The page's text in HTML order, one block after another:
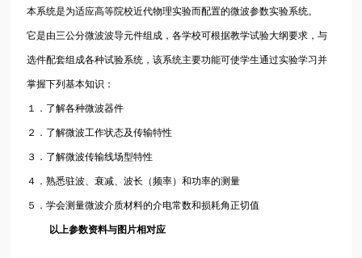
本系统是为适应高等院校近代物理实验而配置的微波参数实验系统。
它是由三公分微波波导元件组成，各学校可根据教学试验大纲要求，与
选件配套组成各种试验系统，该系统主要功能可使学生通过实验学习并
掌握下列基本知识：
１．了解各种微波器件
２．了解微波工作状态及传输特性
３．了解微波传输线场型特性
４．熟悉驻波、衰减、波长（频率）和功率的测量
５．学会测量微波介质材料的介电常数和损耗角正切值
以上参数资料与图片相对应